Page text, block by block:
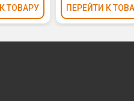
К ТОВАРУ ПЕРЕЙТИ К